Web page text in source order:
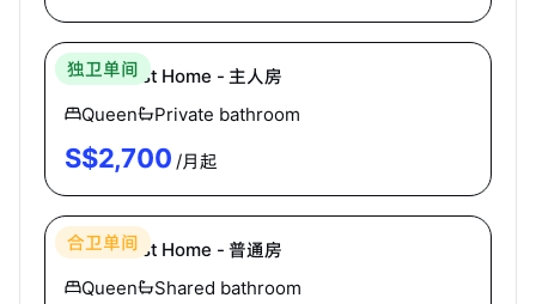
独卫单间
East Coast Home - 主人房
Queen
Private bathroom
S$2,700 /月起
合卫单间
East Coast Home - 普通房
Queen
Shared bathroom